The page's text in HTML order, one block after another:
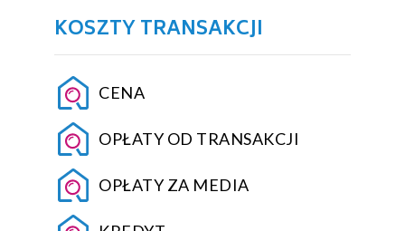
KOSZTY TRANSAKCJI
CENA
OPŁATY OD TRANSAKCJI
OPŁATY ZA MEDIA